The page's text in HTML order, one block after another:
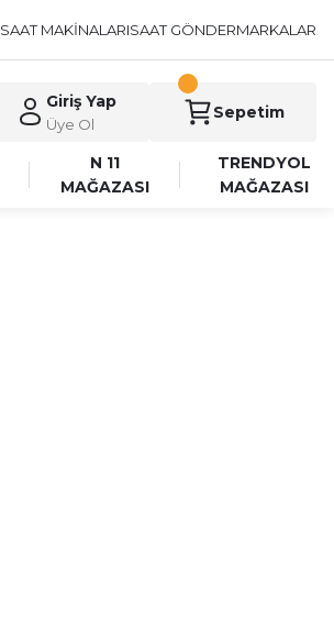
SAAT MAKİNALARISAAT GÖNDERMARKALAR
Giriş Yap
Üye Ol
Sepetim
N 11
MAĞAZASI
TRENDYOL
MAĞAZASI